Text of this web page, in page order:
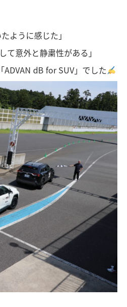
ように感じた」
て意外と静粛性がある」
dB for SUV」でした